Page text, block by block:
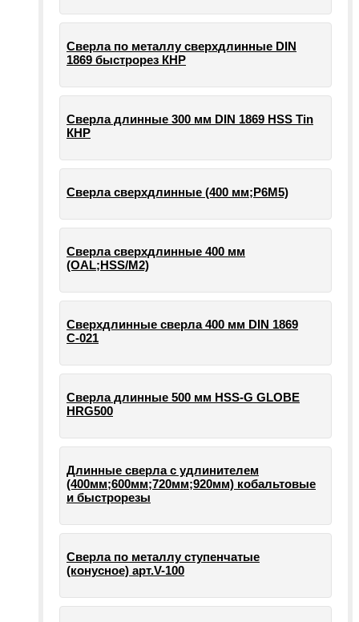
Сверла по металлу сверхдлинные DIN
1869 быстрорез КНР
Сверла длинные 300 мм DIN 1869 HSS Tin
КНР
Сверла сверхдлинные (400 мм;Р6М5)
Сверла сверхдлинные 400 мм
(OAL;HSS/M2)
Сверхдлинные сверла 400 мм DIN 1869
С-021
Сверла длинные 500 мм HSS-G GLOBE
HRG500
Длинные сверла с удлинителем
(400мм;600мм;720мм;920мм) кобальтовые
и быстрорезы
Сверла по металлу ступенчатые
(конусное) арт.V-100